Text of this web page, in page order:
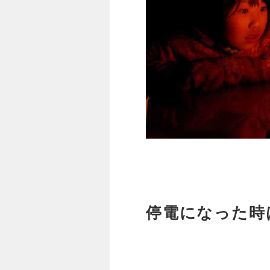
停電になった時